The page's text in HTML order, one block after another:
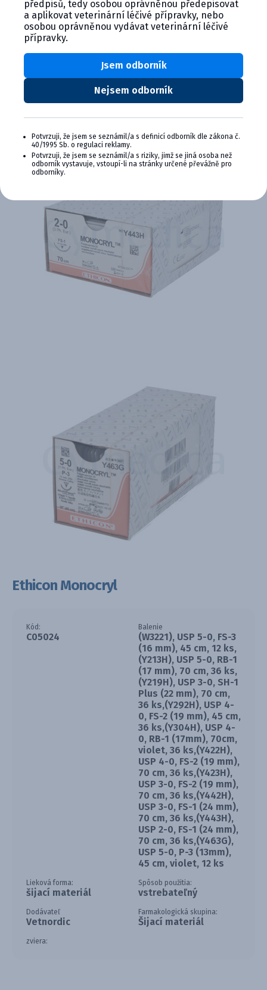
Ethicon Monocryl
Kód:
C05024
Balenie
(W3221), USP 5-0, FS-3
(16 mm), 45 cm, 12 ks,
(Y213H), USP 5-0, RB-1
(17 mm), 70 cm, 36 ks,
(Y219H), USP 3-0, SH-1
Plus (22 mm), 70 cm,
36 ks,(Y292H), USP 4-
0, FS-2 (19 mm), 45 cm,
36 ks,(Y304H), USP 4-
0, RB-1 (17mm), 70cm,
violet, 36 ks,(Y422H),
USP 4-0, FS-2 (19 mm),
70 cm, 36 ks,(Y423H),
USP 3-0, FS-2 (19 mm),
70 cm, 36 ks,(Y442H),
USP 3-0, FS-1 (24 mm),
70 cm, 36 ks,(Y443H),
USP 2-0, FS-1 (24 mm),
70 cm, 36 ks,(Y463G),
USP 5-0, P-3 (13mm),
45 cm, violet, 12 ks
Lieková forma:
šijací materiál
Spôsob použitia:
vstrebateľný
Dodávateľ
Vetnordic
Farmakologická skupina:
Šijací materiál
zviera:
předpisů, tedy osobou oprávněnou předepisovat
a aplikovat veterinární léčivé přípravky, nebo
osobou oprávněnou vydávat veterinární léčivé
přípravky.
Nejsem odborník
Jsem odborník
Potvrzuji, že jsem se seznámil/a s definicí odborník dle zákona č.
40/1995 Sb. o regulaci reklamy.
Potvrzuji, že jsem se seznámil/a s riziky, jimž se jiná osoba než
odborník vystavuje, vstoupí-li na stránky určené převážně pro
odborníky.